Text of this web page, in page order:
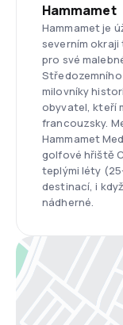
Hammamet
Hammamet je
severním okraji
pro své
milovníky
obyvatel, kteří
francouzsky.
Hammamet
golfové hřiště
teplými léty
destinací, i
nádherné.